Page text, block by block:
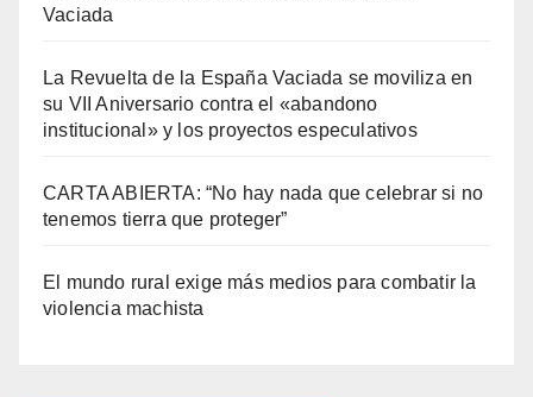
Vaciada
La Revuelta de la España Vaciada se moviliza en
su VII Aniversario contra el «abandono
institucional» y los proyectos especulativos
CARTA ABIERTA: “No hay nada que celebrar si no
tenemos tierra que proteger”
El mundo rural exige más medios para combatir la
violencia machista